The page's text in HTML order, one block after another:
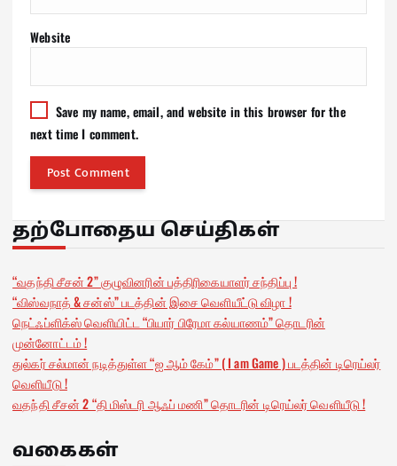
Website
Save my name, email, and website in this browser for the
next time I comment.
தற்போதைய செய்திகள்
“வதந்தி சீசன் 2” குழுவினரின் பத்திரிகையாளர் சந்திப்பு !
“விஸ்வநாத் & சன்ஸ்” படத்தின் இசை வெளியீட்டு விழா !
நெட்ஃப்ளிக்ஸ் வெளியிட்ட “பியார் பிரேமா கல்யாணம்” தொடரின்
முன்னோட்டம் !
துல்கர் சல்மான் நடித்துள்ள “ஐ ஆம் கேம்” ( I am Game ) படத்தின் டிரெய்லர்
வெளியீடு !
வதந்தி சீசன் 2 “தி மிஸ்டரி ஆஃப் மணி” தொடரின் டிரெய்லர் வெளியீடு !
வகைகள்